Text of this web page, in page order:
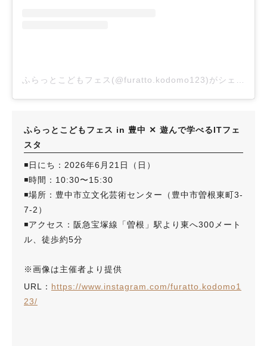
ふらっとこどもフェス in 豊中 ✕ 遊んで学べるITフェ
スタ
◾️日にち：2026年6月21日（日）
◾️時間：10:30〜15:30
◾️場所：豊中市立文化芸術センター（豊中市曽根東町3-
7-2）
◾️アクセス：阪急宝塚線「曽根」駅より東へ300メート
ル、徒歩約5分
※画像は主催者より提供
URL： https://www.instagram.com/furatto.kodomo1
23/